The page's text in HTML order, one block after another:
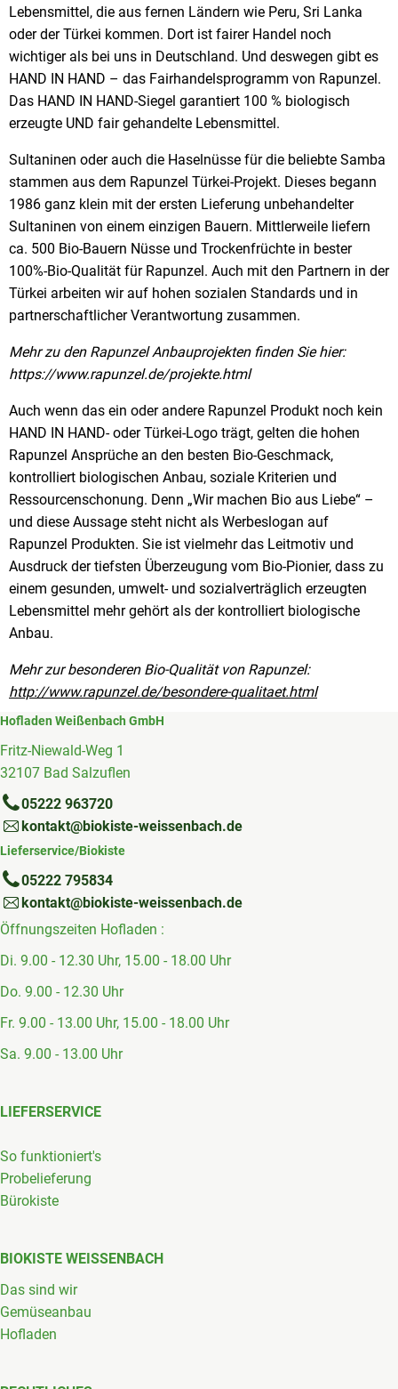
Lebensmittel, die aus fernen Ländern wie Peru, Sri Lanka
oder der Türkei kommen. Dort ist fairer Handel noch
wichtiger als bei uns in Deutschland. Und deswegen gibt es
HAND IN HAND – das Fairhandelsprogramm von Rapunzel.
Das HAND IN HAND-Siegel garantiert 100 % biologisch
erzeugte UND fair gehandelte Lebensmittel.
Sultaninen oder auch die Haselnüsse für die beliebte Samba
stammen aus dem Rapunzel Türkei-Projekt. Dieses begann
1986 ganz klein mit der ersten Lieferung unbehandelter
Sultaninen von einem einzigen Bauern. Mittlerweile liefern
ca. 500 Bio-Bauern Nüsse und Trockenfrüchte in bester
100%-Bio-Qualität für Rapunzel. Auch mit den Partnern in der
Türkei arbeiten wir auf hohen sozialen Standards und in
partnerschaftlicher Verantwortung zusammen.
Mehr zu den Rapunzel Anbauprojekten finden Sie hier:
https://www.rapunzel.de/projekte.html
Auch wenn das ein oder andere Rapunzel Produkt noch kein
HAND IN HAND- oder Türkei-Logo trägt, gelten die hohen
Rapunzel Ansprüche an den besten Bio-Geschmack,
kontrolliert biologischen Anbau, soziale Kriterien und
Ressourcenschonung. Denn „Wir machen Bio aus Liebe“ –
und diese Aussage steht nicht als Werbeslogan auf
Rapunzel Produkten. Sie ist vielmehr das Leitmotiv und
Ausdruck der tiefsten Überzeugung vom Bio-Pionier, dass zu
einem gesunden, umwelt- und sozialverträglich erzeugten
Lebensmittel mehr gehört als der kontrolliert biologische
Anbau.
Mehr zur besonderen Bio-Qualität von Rapunzel:
http://www.rapunzel.de/besondere-qualitaet.html
Hofladen Weißenbach GmbH
Fritz-Niewald-Weg 1
32107 Bad Salzuflen
05222 963720
kontakt@biokiste-weissenbach.de
Lieferservice/Biokiste
05222 795834
kontakt@biokiste-weissenbach.de
Öffnungszeiten Hofladen :
Di. 9.00 - 12.30 Uhr, 15.00 - 18.00 Uhr
Do. 9.00 - 12.30 Uhr
Fr. 9.00 - 13.00 Uhr, 15.00 - 18.00 Uhr
Sa. 9.00 - 13.00 Uhr
LIEFERSERVICE
So funktioniert's
Probelieferung
Bürokiste
BIOKISTE WEISSENBACH
Das sind wir
Gemüseanbau
Hofladen